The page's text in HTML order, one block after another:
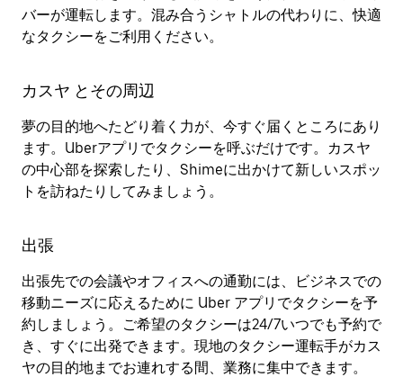
バーが運転します。混み合うシャトルの代わりに、快適
なタクシーをご利用ください。
カスヤ とその周辺
夢の目的地へたどり着く力が、今すぐ届くところにあり
ます。Uberアプリでタクシーを呼ぶだけです。カスヤ
の中心部を探索したり、Shimeに出かけて新しいスポッ
トを訪ねたりしてみましょう。
出張
出張先での会議やオフィスへの通勤には、ビジネスでの
移動ニーズに応えるために Uber アプリでタクシーを予
約しましょう。ご希望のタクシーは24/7いつでも予約で
き、すぐに出発できます。現地のタクシー運転手がカス
ヤの目的地までお連れする間、業務に集中できます。